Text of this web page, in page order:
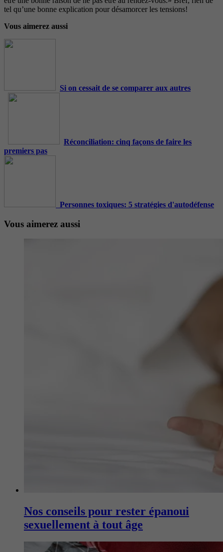
tel qu’une bonne explication pour désamorcer les tensions!
Vous aimerez aussi
Si on cessait de se comparer aux autres
Réconciliation: cinq façons de faire les
premiers pas
Personnes toxiques: 5 stratégies d'autodéfense
Vous aimerez aussi
Nos conseils pour rester épanoui
sexuellement à tout âge